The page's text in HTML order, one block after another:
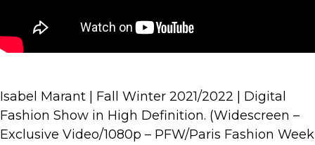
Isabel Marant | Fall Winter 2021/2022 | Digital
Fashion Show in High Definition. (Widescreen –
Exclusive Video/1080p – PFW/Paris Fashion Week